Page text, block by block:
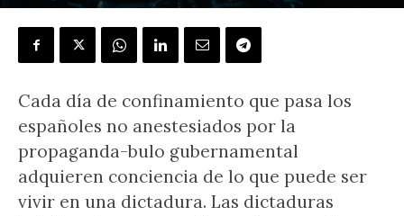
POR CARLOS BARRIO - 21 abril, 2020
Cada día de confinamiento que pasa los
españoles no anestesiados por la
propaganda-bulo gubernamental
adquieren conciencia de lo que puede ser
vivir en una dictadura. Las dictaduras